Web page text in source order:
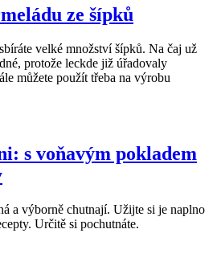
ze šípků
velké množství šípků. Na čaj už
protože leckde již úřadovaly
můžete použít třeba na výrobu
s voňavým pokladem
a výborně chutnají. Užijte si je naplno
Určitě si pochutnáte.